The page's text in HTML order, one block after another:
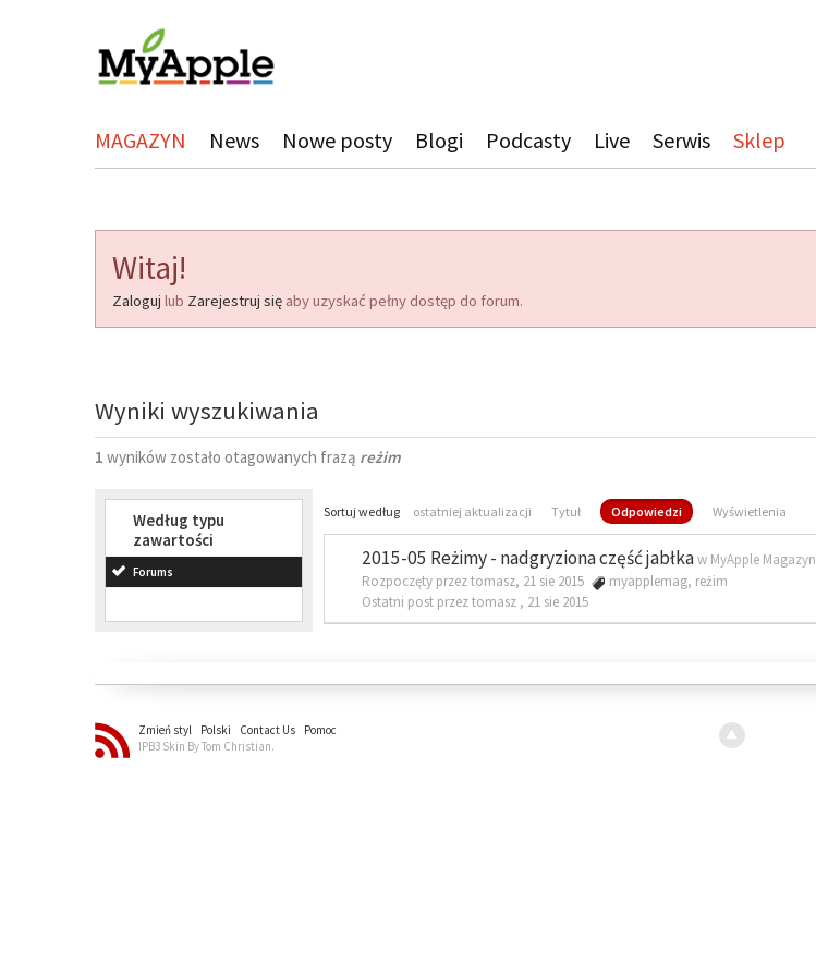
MAGAZYN News Nowe posty Blogi Podcasty Live Serwis Sklep
Witaj!
Zaloguj lub Zarejestruj się aby uzyskać pełny dostęp do forum.
Wyniki wyszukiwania
1 wyników zostało otagowanych frazą reżim
Według typu
zawartości
Forums
Sortuj według ostatniej aktualizacji Tytuł Odpowiedzi Wyświetlenia
2015-05 Reżimy - nadgryziona część jabłkaw MyApple Magazyn
Rozpoczęty przez tomasz, 21 sie 2015
myapplemag, reżim
Ostatni post przez tomasz , 21 sie 2015
Zmień styl Polski Contact Us
Pomoc
IPB3 Skin By Tom Christian.